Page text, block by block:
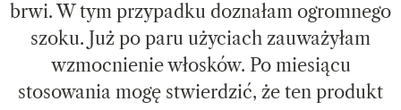
brwi. W tym przypadku doznałam ogromnego
szoku. Już po paru użyciach zauważyłam
wzmocnienie włosków. Po miesiącu
stosowania mogę stwierdzić, że ten produkt